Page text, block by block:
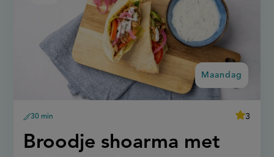
Maandag:
Broodje shoarma met
voorbereidingstijd
30 min
average
3
zelfgemaakte
knoflooksaus
Maandag